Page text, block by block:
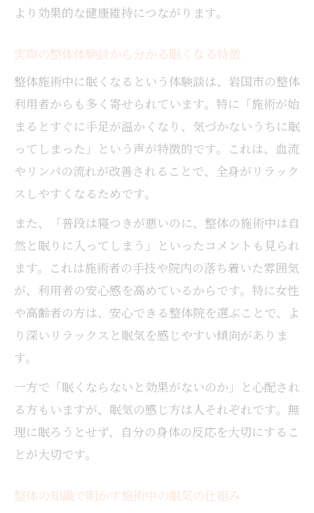
より効果的な健康維持につながります。
実際の整体体験談から分かる眠くなる特徴
整体施術中に眠くなるという体験談は、岩国市の整体
利用者からも多く寄せられています。特に「施術が始
まるとすぐに手足が温かくなり、気づかないうちに眠
ってしまった」という声が特徴的です。これは、血流
やリンパの流れが改善されることで、全身がリラック
スしやすくなるためです。
また、「普段は寝つきが悪いのに、整体の施術中は自
然と眠りに入ってしまう」といったコメントも見られ
ます。これは施術者の手技や院内の落ち着いた雰囲気
が、利用者の安心感を高めているからです。特に女性
や高齢者の方は、安心できる整体院を選ぶことで、よ
り深いリラックスと眠気を感じやすい傾向がありま
す。
一方で「眠くならないと効果がないのか」と心配され
る方もいますが、眠気の感じ方は人それぞれです。無
理に眠ろうとせず、自分の身体の反応を大切にするこ
とが大切です。
整体の知識で明かす施術中の眠気の仕組み